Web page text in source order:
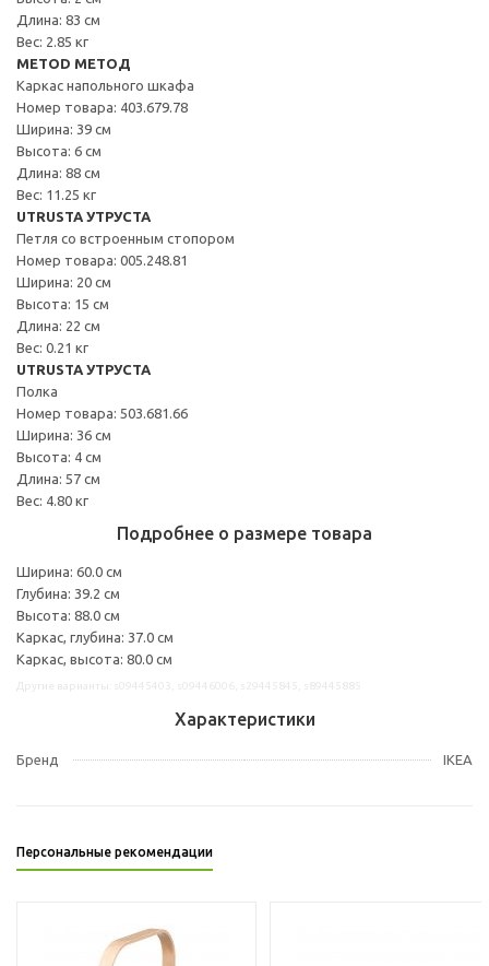
Длина: 83 см
Вес: 2.85 кг
METOD МЕТОД
Каркас напольного шкафа
Номер товара: 403.679.78
Ширина: 39 см
Высота: 6 см
Длина: 88 см
Вес: 11.25 кг
UTRUSTA УТРУСТА
Петля со встроенным стопором
Номер товара: 005.248.81
Ширина: 20 см
Высота: 15 см
Длина: 22 см
Вес: 0.21 кг
UTRUSTA УТРУСТА
Полка
Номер товара: 503.681.66
Ширина: 36 см
Высота: 4 см
Длина: 57 см
Вес: 4.80 кг
Подробнее о размере товара
Ширина: 60.0 см
Глубина: 39.2 см
Высота: 88.0 см
Каркас, глубина: 37.0 см
Каркас, высота: 80.0 см
Характеристики
Бренд IKEA
Персональные рекомендации